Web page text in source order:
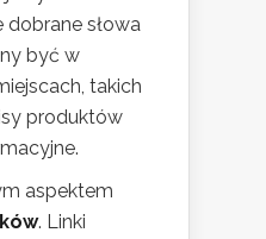
słowa
być w
takich
produktów
aspektem
. Linki